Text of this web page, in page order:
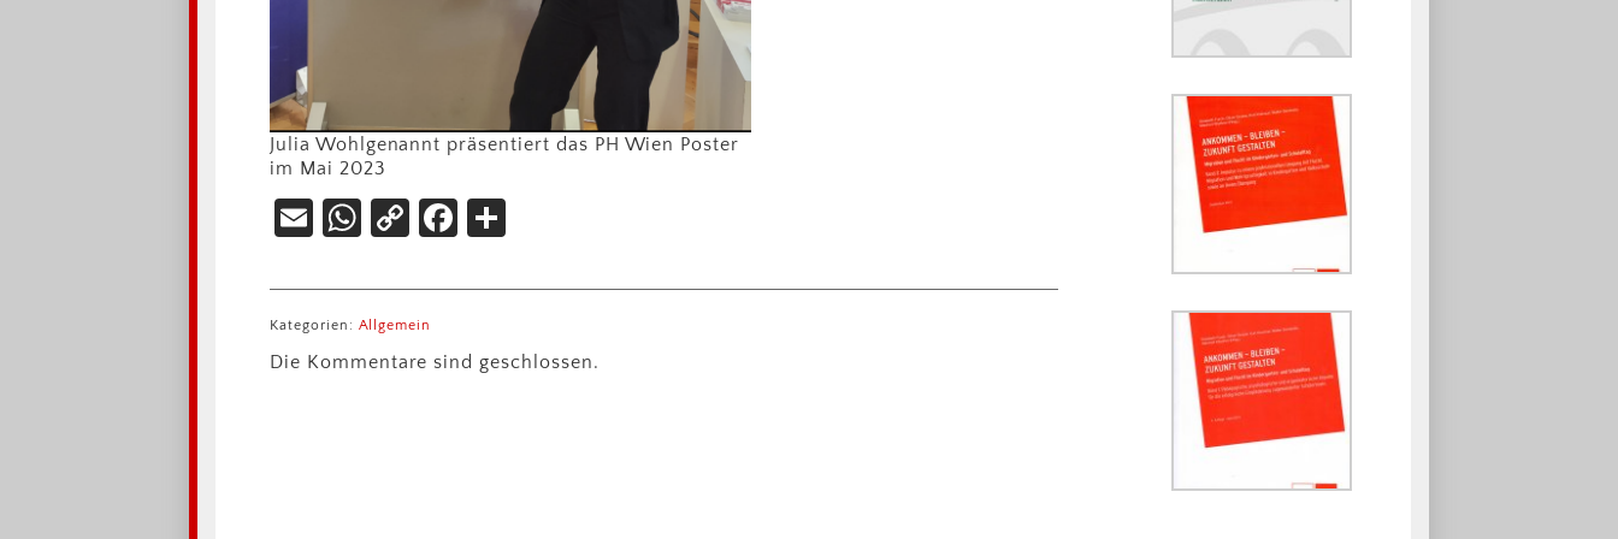
Julia Wohlgenannt präsentiert das PH Wien Poster
im Mai 2023
EmailWhatsApp
CopyFacebook
Kategorien: Allgemein
Die Kommentare sind geschlossen.